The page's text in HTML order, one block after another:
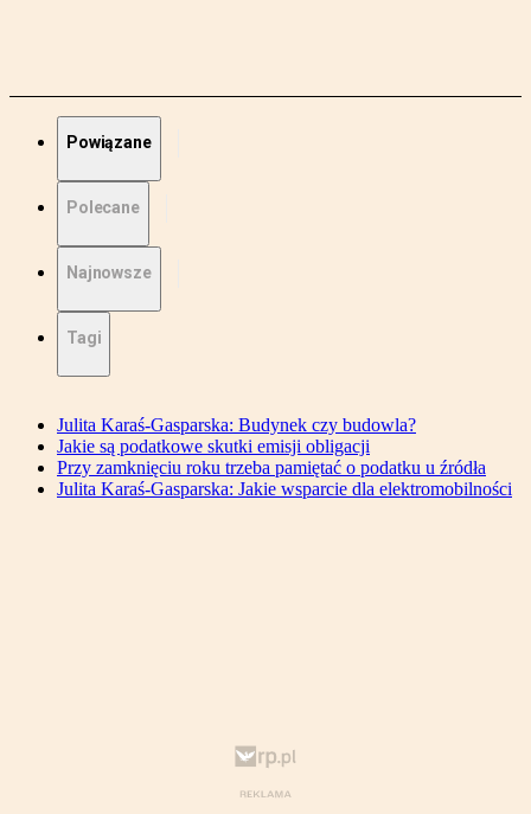
Powiązane
Polecane
Najnowsze
Tagi
Julita Karaś-Gasparska: Budynek czy budowla?
Jakie są podatkowe skutki emisji obligacji
Przy zamknięciu roku trzeba pamiętać o podatku u źródła
Julita Karaś-Gasparska: Jakie wsparcie dla elektromobilności